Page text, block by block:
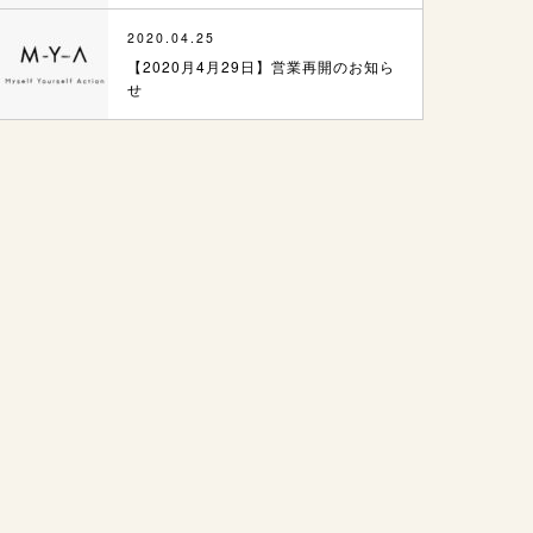
2020.04.25
【2020月4月29日】営業再開のお知ら
せ